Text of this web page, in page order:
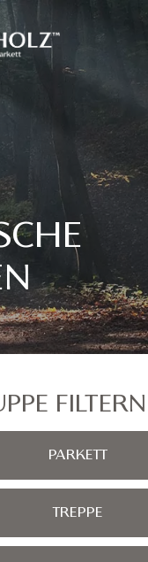
FILTERN
PARKETT
TREPPE